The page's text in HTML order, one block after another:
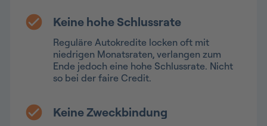
Keine hohe Schlussrate
Reguläre Autokredite locken oft mit
niedrigen Monatsraten, verlangen zum
Ende jedoch eine hohe Schlussrate. Nicht
so bei der faire Credit.
Keine Zweckbindung